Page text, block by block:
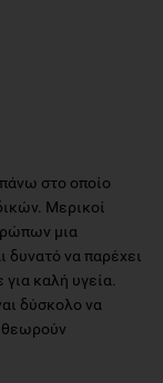
στο οποίο
Μερικοί
μια
δυνατό να παρέχει
καλή υγεία.
δύσκολο να
θεωρούν